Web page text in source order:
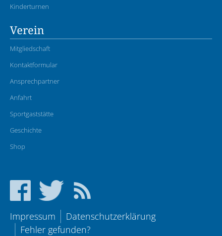
Kinderturnen
Verein
Mitgliedschaft
Kontaktformular
Ansprechpartner
Anfahrt
Sportgaststätte
Geschichte
Shop
Impressum
Datenschutzerklärung
Fehler gefunden?